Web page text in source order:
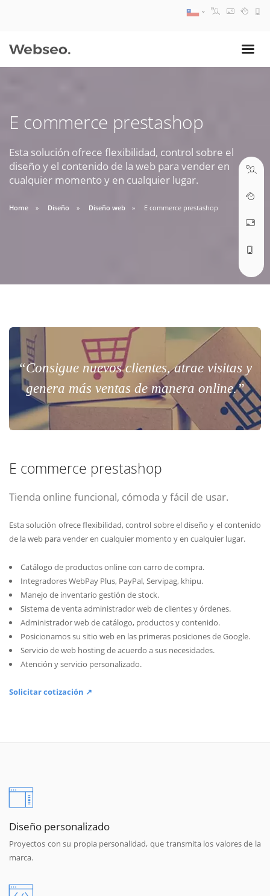
E commerce prestashop
Esta solución ofrece flexibilidad, control sobre el
diseño y el contenido de la web para vender en
cualquier momento y en cualquier lugar.
Home Diseño Diseño web E commerce prestashop
“Consigue nuevos clientes, atrae visitas y
genera más ventas de manera online.”
E commerce prestashop
Tienda online funcional, cómoda y fácil de usar.
Esta solución ofrece flexibilidad, control sobre el diseño y el contenido
de la web para vender en cualquier momento y en cualquier lugar.
Catálogo de productos online con carro de compra.
Integradores WebPay Plus, PayPal, Servipag, khipu.
Manejo de inventario gestión de stock.
Sistema de venta administrador web de clientes y órdenes.
Administrador web de catálogo, productos y contenido.
Posicionamos su sitio web en las primeras posiciones de Google.
Servicio de web hosting de acuerdo a sus necesidades.
Atención y servicio personalizado.
Solicitar cotización ↗
Diseño personalizado
Proyectos con su propia personalidad, que transmita los valores de la
marca.
09:30 AM A 18:30 PM
soporte@webseo.cl
ABRIR TICKET